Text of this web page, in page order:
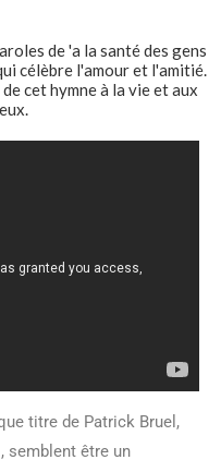
titre de Patrick Bruel,
, semblent être un